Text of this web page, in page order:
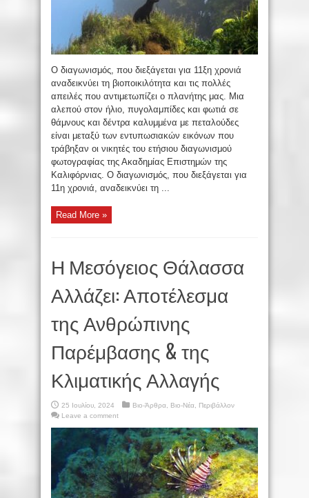
Ο διαγωνισμός, που διεξάγεται για 11ξη χρονιά
αναδεικνύει τη βιοποικιλότητα και τις πολλές
απειλές που αντιμετωπίζει ο πλανήτης μας. Μια
αλεπού στον ήλιο, πυγολαμπίδες και φωτιά σε
θάμνους και δέντρα καλυμμένα με πεταλούδες
είναι μεταξύ των εντυπωσιακών εικόνων που
τράβηξαν οι νικητές του ετήσιου διαγωνισμού
φωτογραφίας της Ακαδημίας Επιστημών της
Καλιφόρνιας. Ο διαγωνισμός, που διεξάγεται για
11η χρονιά, αναδεικνύει τη ...
Read More »
Η Μεσόγειος Θάλασσα
Αλλάζει: Αποτέλεσμα
της Ανθρώπινης
Παρέμβασης & της
Κλιματικής Αλλαγής
25 Ιουλίου, 2024 Βιο-Άρθρα Βιο-Νέα
Περιβάλλον
Leave a comment